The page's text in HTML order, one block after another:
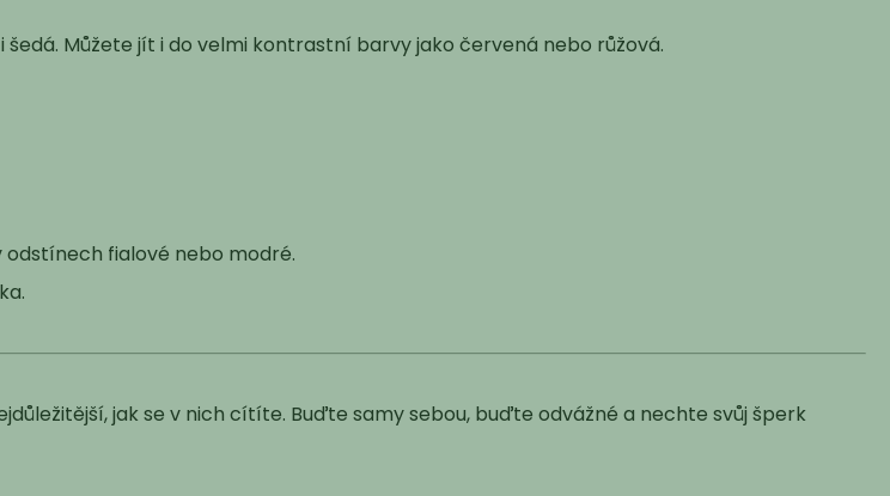
Můžete jít i do velmi kontrastní barvy jako červená nebo růžová.
fialové nebo modré.
jak se v nich cítíte. Buďte samy sebou, buďte odvážné a nechte svůj šperk